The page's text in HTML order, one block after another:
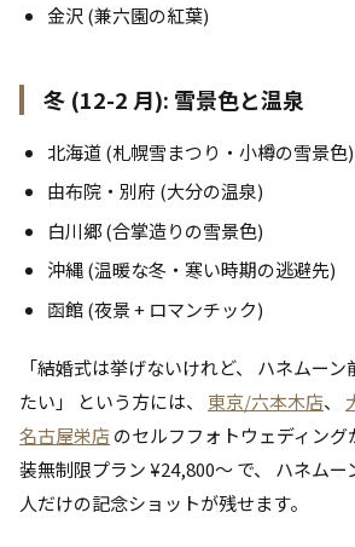
金沢 (兼六園の紅葉)
冬 (12-2 月): 雪景色と温泉
北海道 (札幌雪まつり・小樽の雪景色)
由布院・別府 (大分の温泉)
白川郷 (合掌造りの雪景色)
沖縄 (温暖な冬・寒い時期の逃避先)
函館 (夜景 + ロマンチック)
「結婚式は挙げないけれど、 ハネムー
たい」 という方には、 東京/六本木店、
名古屋栄店 のセルフフォトウェディング
装無制限プラン ¥24,800〜 で、 ハネム
人だけの記念ショットが残せます。